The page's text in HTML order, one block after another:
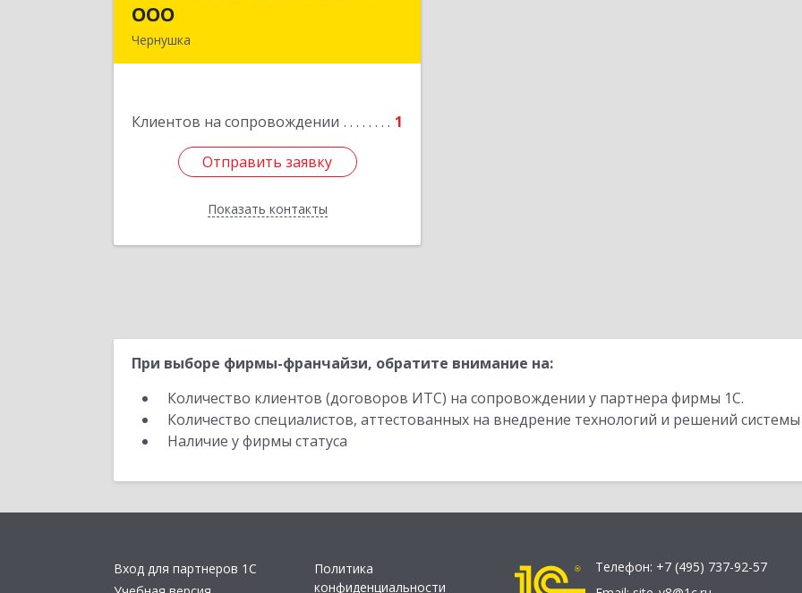
ООО
Чернушка
Клиентов на сопровождении 1
Отправить заявку
Показать контакты
Подробнее
Отправить заявку
Назад
При выборе фирмы-франчайзи, обратите внимание на:
Количество клиентов (договоров ИТС) на сопровождении у партнера фирмы 1С.
Количество специалистов, аттестованных на внедрение технологий и решений
Наличие у фирмы статуса
Вход для партнеров 1С
Политика
конфиденциальности
Телефон: +7 (495) 737-92-57